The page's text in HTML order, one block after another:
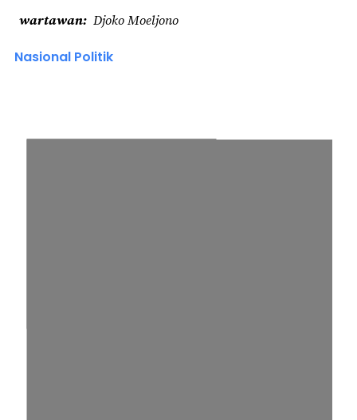
wartawan Djoko Moeljono
Nasional Politik